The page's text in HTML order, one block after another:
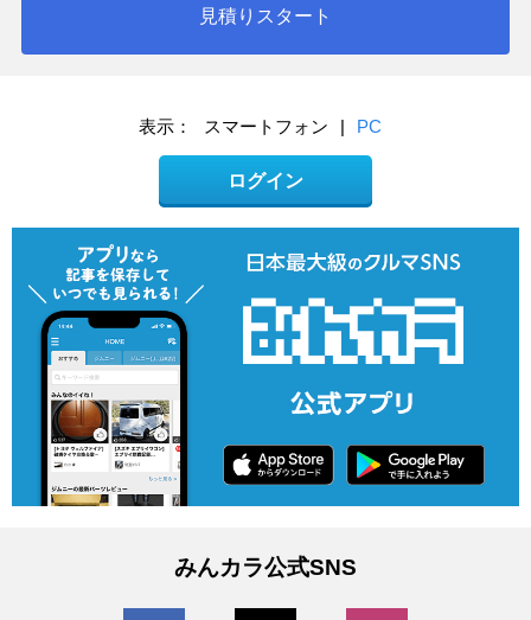
見積りスタート
表示： スマートフォン | PC
ログイン
みんカラ公式SNS